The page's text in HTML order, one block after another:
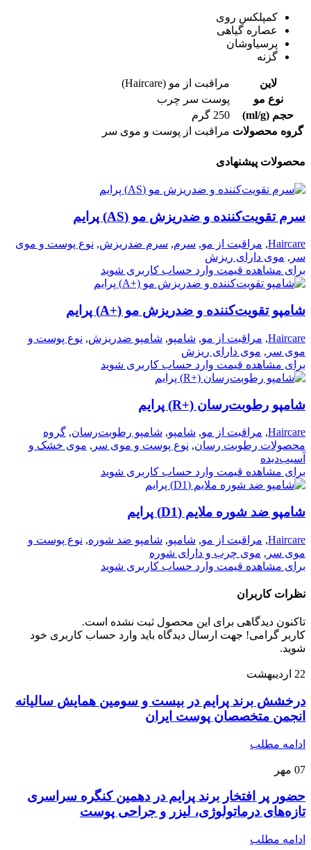
کمپلکس روی
عصاره گیاهی
پرسیاوشان
گزنه
لاین
مراقبت از مو (Haircare)
نوع مو
پوست سر چرب
حجم (ml/g)
250 گرم
گروه محصولات مراقبت از پوست و موی سر
محصولات پیشنهادی
سرم تقویت‌کننده و ضدریزش مو (AS) پرایم
Haircare
, مراقبت از مو, سرم, سرم ضدریزش, نوع پوست و موی
سر , موی دارای ریزش
برای مشاهده قیمت وارد حساب کاربری شوید
شامپو تقویت‌کننده و ضدریزش مو (+A) پرایم
Haircare
, مراقبت از مو, شامپو, شامپو ضدریزش, نوع پوست و
موی سر , موی دارای ریزش
برای مشاهده قیمت وارد حساب کاربری شوید
شامپو رطوبت‌رسان (+R) پرایم
Haircare
, مراقبت از مو, شامپو, شامپو رطوبت‌رسان, گروه
محصولات رطوبت رسان, نوع پوست و موی سر , موی خشک و
آسیب‌دیده
برای مشاهده قیمت وارد حساب کاربری شوید
شامپو ضد شوره ملایم (D1) پرایم
Haircare
, مراقبت از مو, شامپو, شامپو ضد شوره, نوع پوست و
موی سر , موی چرب و دارای شوره
برای مشاهده قیمت وارد حساب کاربری شوید
نظرات کاربران
تاکنون دیدگاهی برای این محصول ثبت نشده است.
کاربر گرامی! جهت ارسال دیدگاه باید وارد حساب کاربری خود
شوید.
22 اردیبهشت
درخشش برند پرایم در بیست و سومین همایش سالیانه
انجمن متخصصان پوست ایران
ادامه مطلب
07 مهر
حضور پر افتخار برند پرایم در دهمین کنگره سراسری
تازه‌های درماتولوژی، لیزر و جراحی پوست
ادامه مطلب